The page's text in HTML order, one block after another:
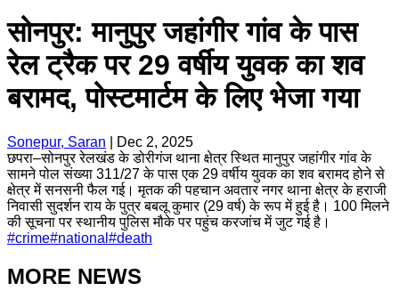
सोनपुर: मानुपुर जहांगीर गांव के पास
रेल ट्रैक पर 29 वर्षीय युवक का शव
बरामद, पोस्टमार्टम के लिए भेजा गया
Sonepur, Saran
Dec 2, 2025
छपरा–सोनपुर रेलखंड के डोरीगंज थाना क्षेत्र स्थित मानुपुर जहांगीर गांव के
सामने पोल संख्या 311/27 के पास एक 29 वर्षीय युवक का शव बरामद होने से
क्षेत्र में सनसनी फैल गई। मृतक की पहचान अवतार नगर थाना क्षेत्र के हराजी
निवासी सुदर्शन राय के पुत्र बबलू कुमार (29 वर्ष) के रूप में हुई है। 100 मिलने
की सूचना पर स्थानीय पुलिस मौके पर पहुंच करजांच में जुट गई है।
#crime#national #death
MORE NEWS